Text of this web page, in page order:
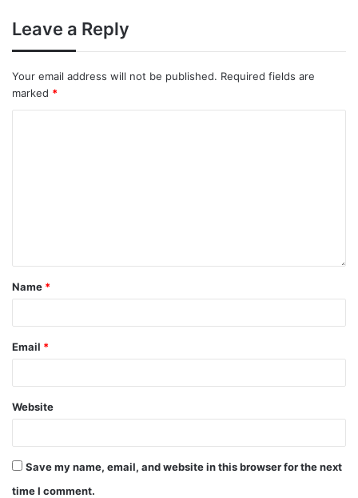
Leave a Reply
Your email address will not be published. Required fields are
marked *
Name *
Email *
Website
Save my name, email, and website in this browser for the next
time I comment.